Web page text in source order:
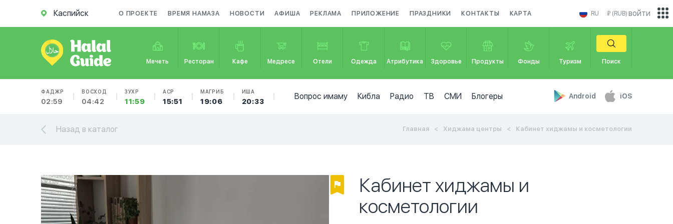
Каспийск О ПРОЕКТЕ ВРЕМЯ НАМАЗА НОВОСТИ АФИША РЕКЛАМА ПРИЛОЖЕНИЕ ПРАЗДНИКИ КОНТАКТЫ КАРТА RU ₽ (RUB)
Мечеть Ресторан Кафе Медресе Отели Одежда Атрибутика Здоровье Продукты Фонды Туризм Поиск
ФАДЖР
02:59
ВОСХОД
04:42
ЗУХР
11:59
АСР
15:51
МАГРИБ
19:06
ИША
20:33
Вопрос имаму Кибла Радио ТВ СМИ Блогеры Android iOS
войти
Назад в каталог Главная Хиджама центры Кабинет хиджамы и косметологии
Кабинет хиджамы и
косметологии